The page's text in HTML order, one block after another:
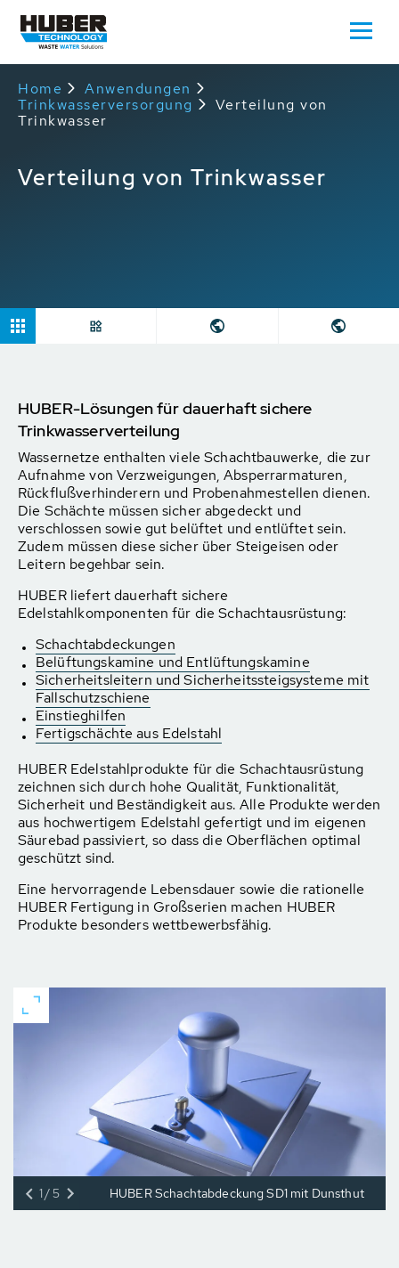
Home
Anwendungen
Trinkwasserversorgung
Verteilung von
Trinkwasser
Verteilung von Trinkwasser
HUBER-Lösungen für dauerhaft sichere
Trinkwasserverteilung
Wassernetze enthalten viele Schachtbauwerke, die zur
Aufnahme von Verzweigungen, Absperrarmaturen,
Rückflußverhinderern und Probenahmestellen dienen.
Die Schächte müssen sicher abgedeckt und
verschlossen sowie gut belüftet und entlüftet sein.
Zudem müssen diese sicher über Steigeisen oder
Leitern begehbar sein.
HUBER liefert dauerhaft sichere
Edelstahlkomponenten für die Schachtausrüstung:
Schachtabdeckungen
Belüftungskamine und Entlüftungskamine
Sicherheitsleitern und Sicherheitssteigsysteme mit
Fallschutzschiene
Einstieghilfen
Fertigschächte aus Edelstahl
HUBER Edelstahlprodukte für die Schachtausrüstung
zeichnen sich durch hohe Qualität, Funktionalität,
Sicherheit und Beständigkeit aus. Alle Produkte werden
aus hochwertigem Edelstahl gefertigt und im eigenen
Säurebad passiviert, so dass die Oberflächen optimal
geschützt sind.
Eine hervorragende Lebensdauer sowie die rationelle
HUBER Fertigung in Großserien machen HUBER
Produkte besonders wettbewerbsfähig.
HUBER Schachtabdeckung SD1 mit Dunsthut
1/5